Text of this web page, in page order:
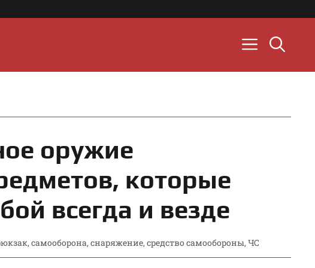
оружие
которые
всегда и везде
, самооборона, снаряжение, средство самообороны, ЧС